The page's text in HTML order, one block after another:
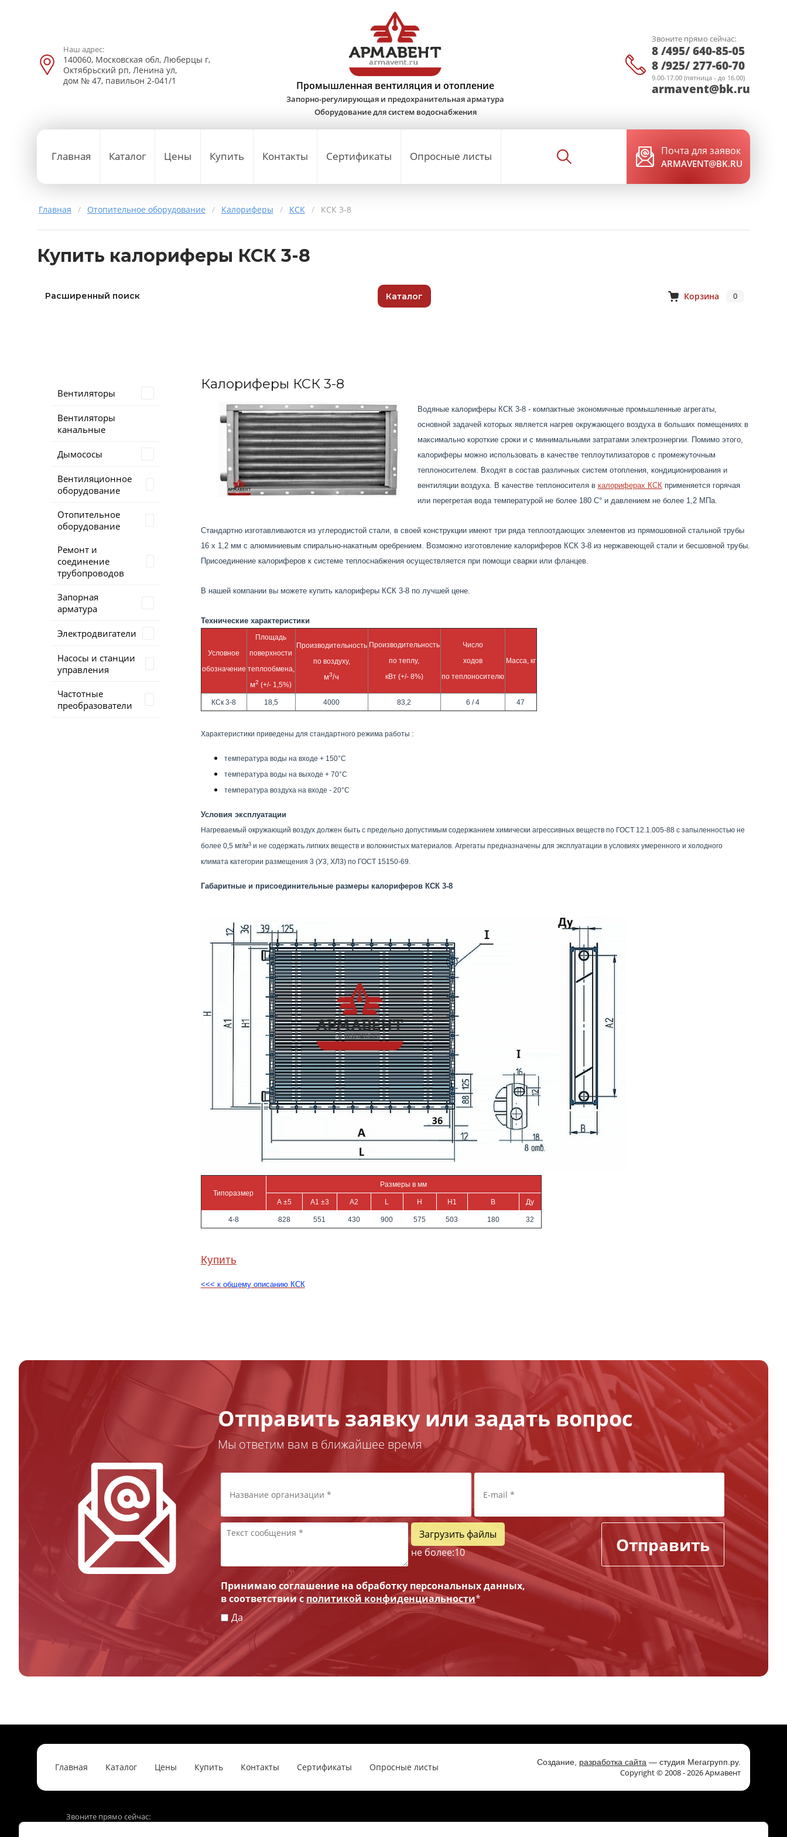
Наш адрес:
140060, Московская обл, Люберцы г,
Октябрьский рп, Ленина ул,
дом № 47, павильон 2-041/1
Промышленная вентиляция и отопление
Запорно-регулирующая и предохранительная арматура
Оборудование для систем водоснабжения
Звоните прямо сейчас:
8 /495/ 640-85-05
8 /925/ 277-60-70
9.00-17.00 (пятница - до 16.00)
armavent@bk.ru
Главная Каталог Цены Купить Контакты Сертификаты Опросные листы Почта для заявок
ARMAVENT@BK.RU
Главная / Отопительное оборудование / Калориферы / КСК / КСК 3-8
Купить калориферы КСК 3-8
Расширенный поиск Каталог Корзина 0
Вентиляторы
Вентиляторы
канальные
Дымососы
Вентиляционное
оборудование
Отопительное
оборудование
Ремонт и
соединение
трубопроводов
Запорная
арматура
Электродвигатели
Насосы и станции
управления
Частотные
преобразователи
Калориферы КСК 3-8
Водяные калориферы КСК 3-8 - компактные экономичные промышленные агрегаты,
основной задачей которых является нагрев окружающего воздуха в больших помещениях в
максимально короткие сроки и с минимальными затратами электроэнергии. Помимо этого,
калориферы можно использовать в качестве теплоутилизаторов с промежуточным
теплоносителем. Входят в состав различных систем отопления, кондиционирования и
вентиляции воздуха. В качестве теплоносителя в калориферах КСКприменяется горячая
или перегретая вода температурой не более 180 С° и давлением не более 1,2 МПа.
Стандартно изготавливаются из углеродистой стали, в своей конструкции имеют три ряда теплоотдающих элементов из прямошовной стальной трубы
16 х 1,2 мм с алюминиевым спирально-накатным оребрением. Возможно изготовление калориферов КСК 3-8 из нержавеющей стали и бесшовной трубы.
Присоединение калориферов к системе теплоснабжения осуществляется при помощи сварки или фланцев.
В нашей компании вы можете купить калориферы КСК 3-8 по лучшей цене.
Технические характеристики
Условное
обозначение
Площадь
поверхности
теплообмена,
м2 (+/- 1,5%)
Производительность
по воздуху,
м3/ч
Производительность
по теплу,
кВт (+/- 8%)
Число
ходов
по теплоносителю
Масса, кг
КСк 3-8 18,5 4000 83,2 6 / 4 47
Характеристики приведены для стандартного режима работы :
температура воды на входе + 150°С
температура воды на выходе + 70°С
температура воздуха на входе - 20°С
Условия эксплуатации
Нагреваемый окружающий воздух должен быть с предельно допустимым содержанием химически агрессивных веществ по ГОСТ 12.1.005-88 с запыленностью не
более 0,5 мг/м3и не содержать липких веществ и волокнистых материалов. Агрегаты предназначены для эксплуатации в условиях умеренного и холодного
климата категории размещения 3 (У3, ХЛ3) по ГОСТ 15150-69.
Габаритные и присоединительные размеры калориферов КСК 3-8
Типоразмер
Размеры в мм
А ±5 A1 ±3 А2 L Н H1 В Ду
4-8 828 551 430 900 575 503 180 32
Купить
<<< к общему описанию КСК
Отправить заявку или задать вопрос
Мы ответим вам в ближайшее время
Загрузить файлы
не более:10 Отправить
Принимаю соглашение на обработку персональных данных,
в соответствии с политикой конфиденциальности*
Да
Главная Каталог Цены Купить Контакты Сертификаты Опросные листы Создание, разработка сайта — студия Мегагрупп.ру.
Copyright © 2008 - 2026 Армавент
Звоните прямо сейчас: